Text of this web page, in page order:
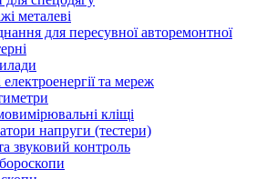
металеві
для пересувної авторемонтної
та мереж
кліщі
напруги (тестери)
звуковий контроль